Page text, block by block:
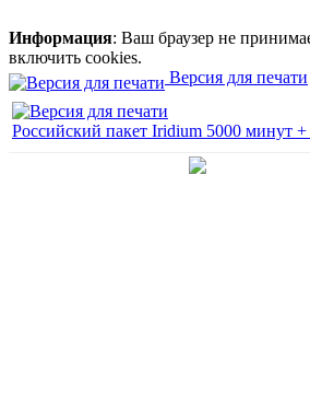
Информация: Ваш браузер не
включить cookies.
Версия для печати
Российский пакет Iridium 5000 минут +